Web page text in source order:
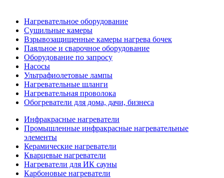
Нагревательное оборудование
Сушильные камеры
Взрывозащищенные камеры нагрева бочек
Паяльное и сварочное оборудование
Оборудование по запросу
Насосы
Ультрафиолетовые лампы
Нагревательные шланги
Нагревательная проволока
Обогреватели для дома, дачи, бизнеса
Инфракрасные нагреватели
Промышленные инфракрасные нагревательные
элементы
Керамические нагреватели
Кварцевые нагреватели
Нагреватели для ИК сауны
Карбоновые нагреватели